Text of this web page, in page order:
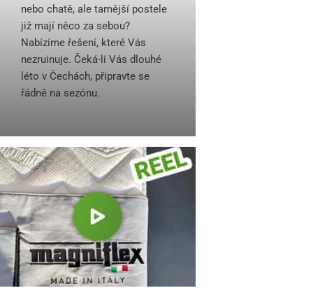
nebo chatě, ale tamější postele
již mají něco za sebou?
Nabízíme řešení, které Vás
nezruinuje. Čeká-li Vás dlouhé
léto v Čechách, připravte se
řádně na sezónu.